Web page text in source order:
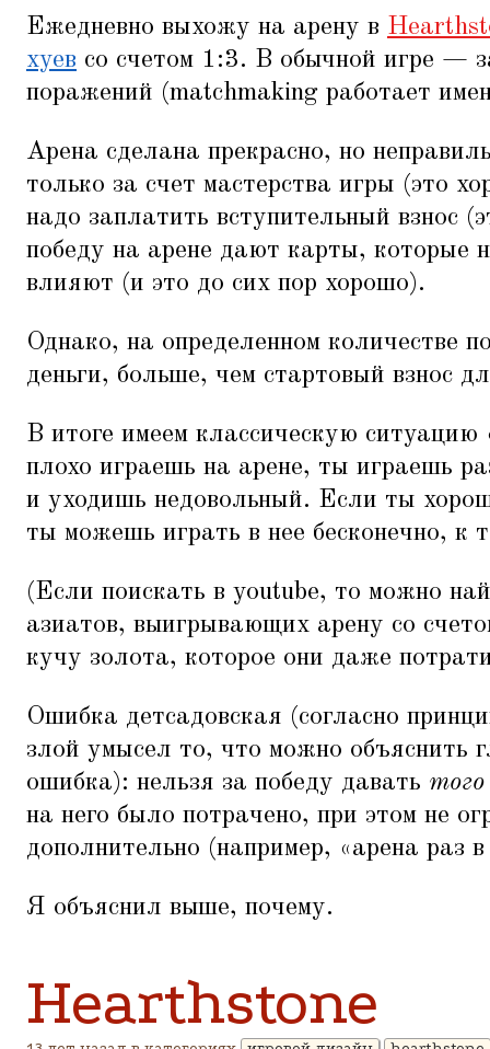
Ежедневно выхожу на арену в
хуев со счетом 1:3. В обычной игре —
поражений (matchmaking работает
Арена сделана прекрасно, но
только за счет мастерства игры (это
надо заплатить вступительный взнос
победу на арене дают карты, которые
влияют (и это до сих пор хорошо).
Однако, на определенном количестве
деньги, больше, чем стартовый взнос
В итоге имеем классическую ситуацию
плохо играешь на арене, ты играешь
и уходишь недовольный. Если ты
ты можешь играть в нее бесконечно, к
(Если поискать в youtube, то можно
азиатов, выигрывающих арену со
кучу золота, которое они даже
Ошибка детсадовская (согласно
злой умысел то, что можно объяснить
ошибка): нельзя за победу давать
на него было потрачено, при этом не
дополнительно (например, «арена раз
Я объяснил выше, почему.
Hearthstone